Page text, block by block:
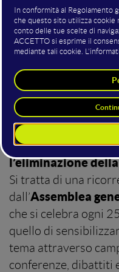
Oggi è laGiornata
l’eliminazione
Si tratta di una
dall’Assemblea
che si celebra ogni
quello di
tema attraverso
conferenze, dibattiti